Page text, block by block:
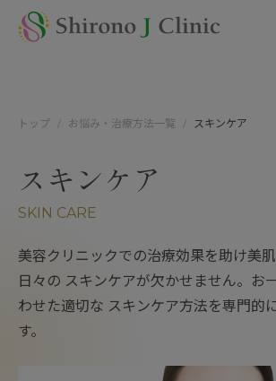
トップ お悩み・治療方法一覧 スキンケア
スキンケア
SKIN CARE
美容クリニックでの治療効果を助け美
日々の スキンケアが欠かせません。お
わせた適切な スキンケア方法を専門的
す。